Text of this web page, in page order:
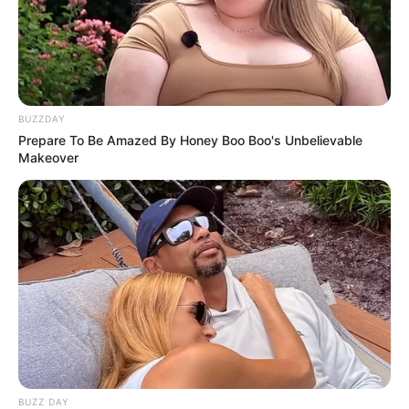
Buntowniczka Nel” nowy serial naDisney+
BUZZDAY
Prepare To Be Amazed By Honey Boo Boo's Unbelievable
Makeover
BUZZ DAY